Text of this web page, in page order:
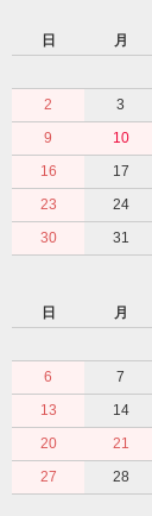
日
月
2
3
9
10
16
17
23
24
30
31
日
月
6
7
13
14
20
21
27
28